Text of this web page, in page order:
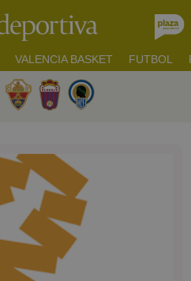
VALENCIA BASKET FUTBOL